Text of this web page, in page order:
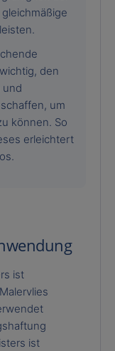
den
und
um
können. So
erleichtert
ist
ist